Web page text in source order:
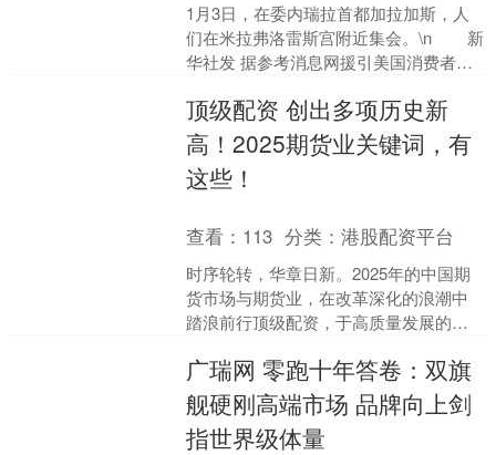
1月3日，在委内瑞拉首都加拉加斯，人
们在米拉弗洛雷斯宫附近集会。\n 新
华社发 据参考消息网援引美国消费者新
议....
顶级配资 创出多项历史新
高！2025期货业关键词，有
这些！
查看： 113 分类：港股配资平台
时序轮转，华章日新。2025年的中国期
货市场与期货业，在改革深化的浪潮中
踏浪前行顶级配资，于高质量发展的赛
大关的历史性跨越....
广瑞网 零跑十年答卷：双旗
舰硬刚高端市场 品牌向上剑
指世界级体量